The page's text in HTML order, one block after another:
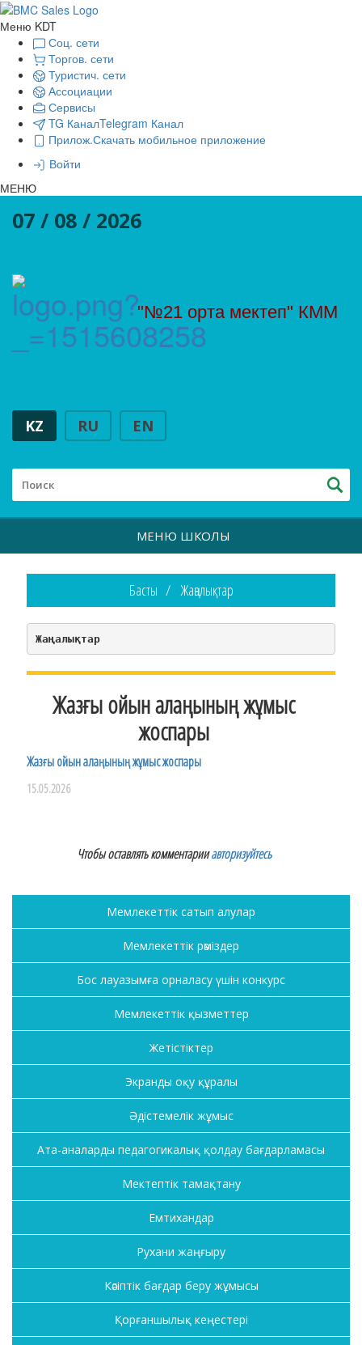
Меню KDT
Соц. сети
Торгов. сети
Туристич. сети
Ассоциации
Сервисы
TG КаналTelegram Канал
Прилож.Скачать мобильное приложение
Войти
МЕНЮ
07 / 08 / 2026
"№21 орта мектеп" КММ
KZ RU EN
МЕНЮ ШКОЛЫ
Басты Жаңалықтар
Жаңалықтар
Жазғы ойын алаңының жұмыс
жоспары
Жазғы ойын алаңының жұмыс жоспары
15.05.2026
Чтобы оставлять комментарииавторизуйтесь
Мемлекеттік сатып алулар
Мемлекеттік рәміздер
Бос лауазымға орналасу үшін конкурс
Мемлекеттік қызметтер
Жетістіктер
Экранды оқу құралы
Әдістемелік жұмыс
Ата-аналарды педагогикалық қолдау бағдарламасы
Мектептік тамақтану
Емтихандар
Рухани жаңғыру
Кәсіптік бағдар беру жұмысы
Қорғаншылық кеңестері